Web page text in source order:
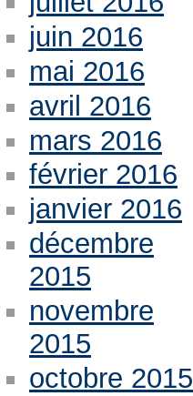
juin 2016
mai 2016
avril 2016
mars 2016
février 2016
janvier 2016
décembre
2015
novembre
2015
octobre 2015